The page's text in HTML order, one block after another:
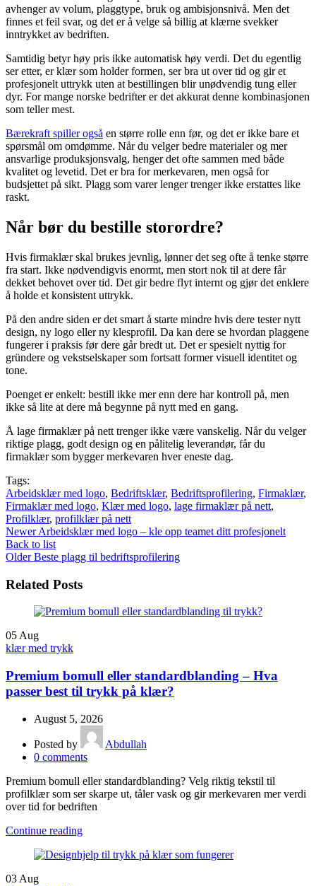
avhenger av volum, plaggtype, bruk og ambisjonsnivå. Men det
finnes et feil svar, og det er å velge så billig at klærne svekker
inntrykket av bedriften.
Samtidig betyr høy pris ikke automatisk høy verdi. Det du egentlig
ser etter, er klær som holder formen, ser bra ut over tid og gir et
profesjonelt uttrykk uten at bestillingen blir unødvendig tung eller
dyr. For mange norske bedrifter er det akkurat denne kombinasjonen
som teller mest.
Bærekraft spiller også en større rolle enn før, og det er ikke bare et
spørsmål om omdømme. Når du velger bedre materialer og mer
ansvarlige produksjonsvalg, henger det ofte sammen med både
kvalitet og levetid. Det er bra for merkevaren, men også for
budsjettet på sikt. Plagg som varer lenger trenger ikke erstattes like
raskt.
Når bør du bestille storordre?
Hvis firmaklær skal brukes jevnlig, lønner det seg ofte å tenke større
fra start. Ikke nødvendigvis enormt, men stort nok til at dere får
dekket behovet over tid. Det gir bedre flyt internt og gjør det enklere
å holde et konsistent uttrykk.
På den andre siden er det smart å starte mindre hvis dere tester nytt
design, ny logo eller ny klesprofil. Da kan dere se hvordan plaggene
fungerer i praksis før dere går bredt ut. Det er spesielt nyttig for
gründere og vekstselskaper som fortsatt former visuell identitet og
tone.
Poenget er enkelt: bestill ikke mer enn dere har kontroll på, men
ikke så lite at dere må begynne på nytt med en gang.
Å lage firmaklær på nett trenger ikke være vanskelig. Når du velger
riktige plagg, godt design og en pålitelig leverandør, får du
firmaklær som bygger merkevaren hver eneste dag.
Tags:
Arbeidsklær med logo, Bedriftsklær, Bedriftsprofilering, Firmaklær,
Firmaklær med logo, Klær med logo, lage firmaklær på nett,
Profilklær, profilklær på nett
Newer Arbeidsklær med logo – kle opp teamet ditt profesjonelt
Back to list
Older Beste plagg til bedriftsprofilering
Related Posts
05 Aug
klær med trykk
Premium bomull eller standardblanding – Hva
passer best til trykk på klær?
August 5, 2026
Posted by
Abdullah
0 comments
Premium bomull eller standardblanding? Velg riktig tekstil til
profilklær som ser skarpe ut, tåler vask og gir merkevaren mer verdi
over tid for bedriften
Continue reading
03 Aug